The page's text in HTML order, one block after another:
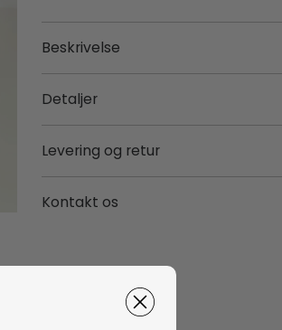
Beskrivelse
Detaljer
Levering og retur
Kontakt os